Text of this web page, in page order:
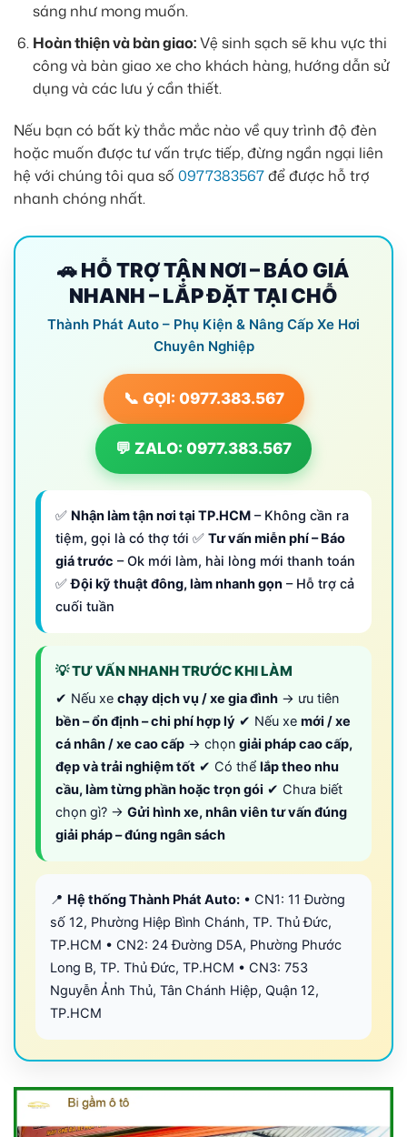
sáng như mong muốn.
Hoàn thiện và bàn giao:Vệ sinh sạch sẽ khu vực thi
công và bàn giao xe cho khách hàng, hướng dẫn sử
dụng và các lưu ý cần thiết.
Nếu bạn có bất kỳ thắc mắc nào về quy trình độ đèn
hoặc muốn được tư vấn trực tiếp, đừng ngần ngại liên
hệ với chúng tôi qua số 0977383567để được hỗ trợ
nhanh chóng nhất.
🚗 HỖ TRỢ TẬN NƠI – BÁO GIÁ
NHANH – LẮP ĐẶT TẠI CHỖ
Thành Phát Auto – Phụ Kiện & Nâng Cấp Xe Hơi
Chuyên Nghiệp
📞 GỌI: 0977.383.567
💬 ZALO: 0977.383.567
✅ Nhận làm tận nơi tại TP.HCM – Không cần ra
tiệm, gọi là có thợ tới ✅ Tư vấn miễn phí – Báo
giá trước – Ok mới làm, hài lòng mới thanh toán
✅Đội kỹ thuật đông, làm nhanh gọn – Hỗ trợ cả
cuối tuần
💡 TƯ VẤN NHANH TRƯỚC KHI LÀM
✔ Nếu xe chạy dịch vụ / xe gia đình → ưu tiên
bền – ổn định – chi phí hợp lý ✔ Nếu xe mới / xe
cá nhân / xe cao cấp → chọn giải pháp cao cấp,
đẹp và trải nghiệm tốt ✔ Có thể lắp theo nhu
cầu, làm từng phần hoặc trọn gói ✔ Chưa biết
chọn gì? → Gửi hình xe, nhân viên tư vấn đúng
giải pháp – đúng ngân sách
📍 Hệ thống Thành Phát Auto: • CN1: 11 Đường
số 12, Phường Hiệp Bình Chánh, TP. Thủ Đức,
TP.HCM • CN2: 24 Đường D5A, Phường Phước
Long B, TP. Thủ Đức, TP.HCM • CN3: 753
Nguyễn Ảnh Thủ, Tân Chánh Hiệp, Quận 12,
TP.HCM